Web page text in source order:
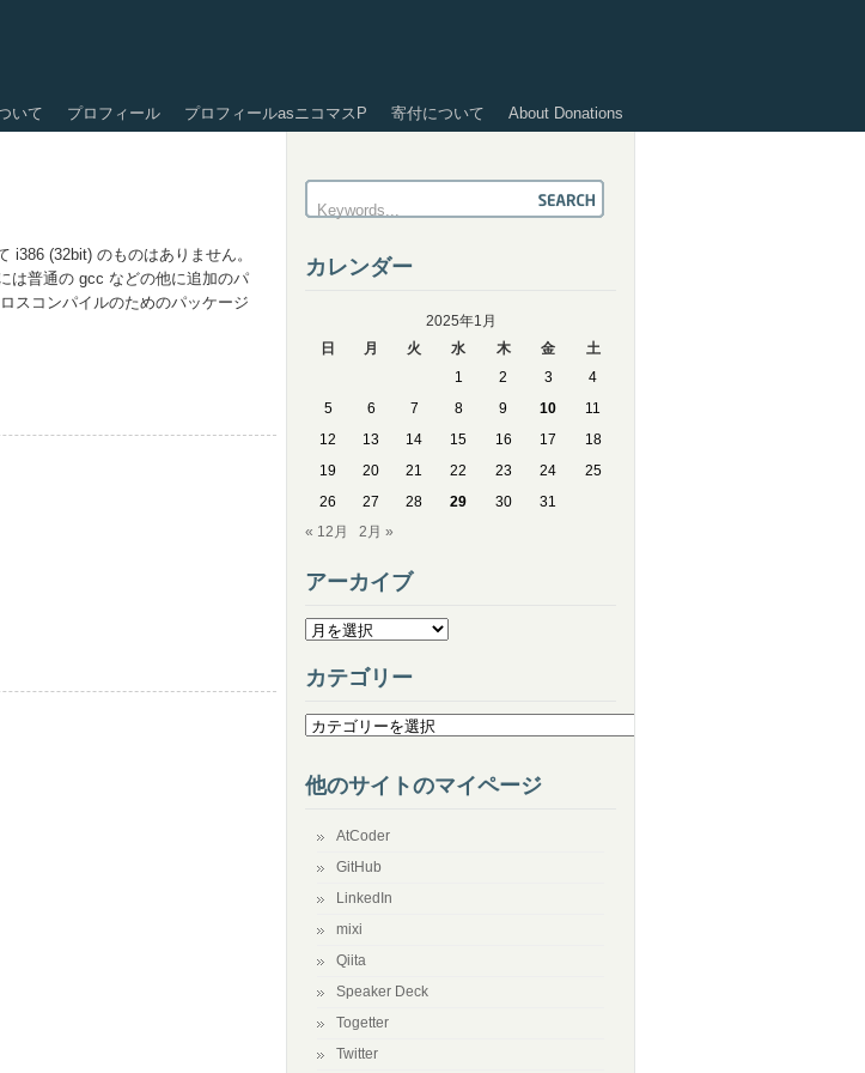
いて プロフィール プロフィールasニコマスP 寄付について About Donations
i386 (32bit) のものはありません。
は普通の gcc などの他に追加のパ
スコンパイルのためのパッケージ
カレンダー
2025年1月
日
月 火 水 木 金
土
1
2 3
4
5
6 7 8 9 10
11
12
13 14 15 16 17
18
19
20 21 22 23 24
25
26
27 28 29 30
31
« 12月
2月 »
アーカイブ
ア
カ
ブ
カテゴリー
カ
ゴ
リ
他のサイトのマイページ
AtCoder
GitHub
LinkedIn
mixi
Qiita
Speaker Deck
Togetter
Twitter